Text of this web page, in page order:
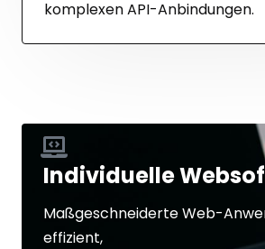
komplexen API-Anbindungen.
Individuelle
Maßgeschneiderte Web-
effizient,